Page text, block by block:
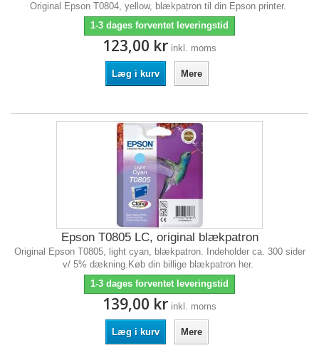
Original Epson T0804, yellow, blækpatron til din Epson printer.
1-3 dages forventet leveringstid
123,00 kr inkl. moms
Læg i kurv Mere
Epson T0805 LC, original blækpatron
Original Epson T0805, light cyan, blækpatron. Indeholder ca. 300 sider
v/ 5% dækning.Køb din billige blækpatron her.
1-3 dages forventet leveringstid
139,00 kr inkl. moms
Læg i kurv Mere